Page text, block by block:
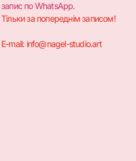
запис по WhatsApp.
Тільки за попереднім записом!
E-mail: info@nagel-studio.art